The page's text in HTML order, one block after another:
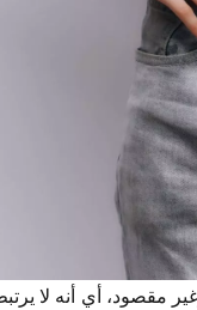
أي أنه لا يرتبط